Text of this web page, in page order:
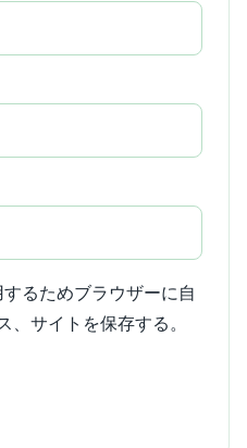
るためブラウザーに自
サイトを保存する。